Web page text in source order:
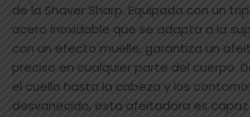
de la Shaver Sharp. Equipada con un
acero inoxidable que se adapta a la
con un efecto muelle, garantiza un
preciso en cualquier parte del cuerpo.
el cuello hasta la cabeza y los
desvanecido, esta afeitadora es